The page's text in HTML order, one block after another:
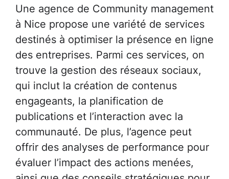
Une agence de Community management
à Nice propose une variété de services
destinés à optimiser la présence en ligne
des entreprises. Parmi ces services, on
trouve la gestion des réseaux sociaux,
qui inclut la création de contenus
engageants, la planification de
publications et l’interaction avec la
communauté. De plus, l’agence peut
offrir des analyses de performance pour
évaluer l’impact des actions menées,